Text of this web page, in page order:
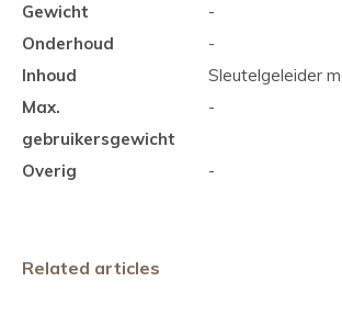
Gewicht
-
Onderhoud
-
Inhoud
Sleutelgeleider
Max.
gebruikersgewicht
-
Overig -
Related articles